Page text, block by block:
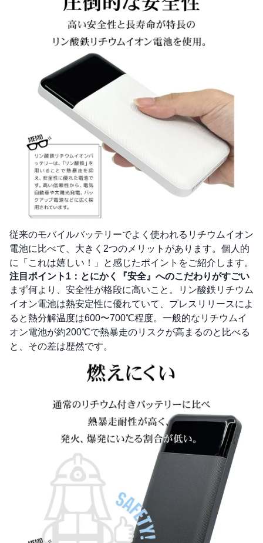
従来のモバイルバッテリーでよく使われるリチウムイオン
電池に比べて、大きく2つのメリットがあります。個人的
に「これは嬉しい！」と感じたポイントをご紹介します。
注目ポイント1：とにかく『安全』へのこだわりがすごい
まず何より、安全性が格段に高いこと。リン酸鉄リチウム
イオン電池は熱安定性に優れていて、プレスリリースによ
ると熱分解温度は600〜700℃程度。一般的なリチウムイ
オン電池が約200℃で熱暴走のリスクが高まるのと比べる
と、その差は歴然です。